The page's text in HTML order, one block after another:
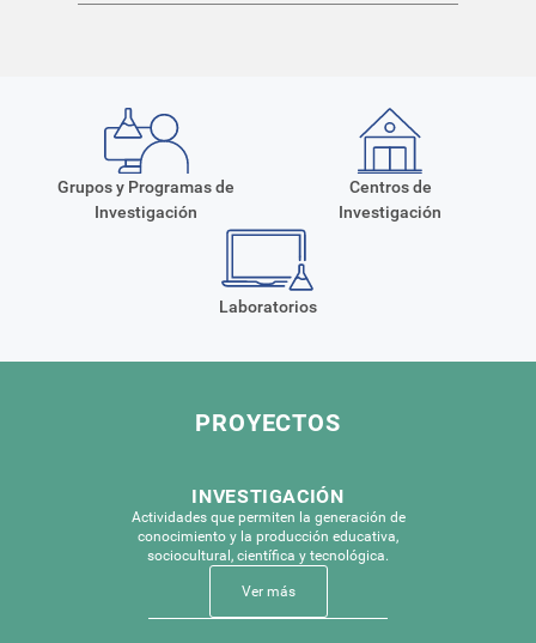
Grupos y Programas de
Investigación
Centros de
Investigación
Laboratorios
PROYECTOS
INVESTIGACIÓN
Actividades que permiten la generación de
conocimiento y la producción educativa,
sociocultural, científica y tecnológica.
Acción
relacionada
con
Investigación
Ver más